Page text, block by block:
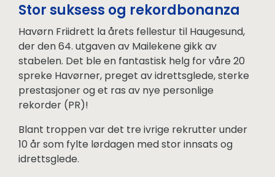
Stor suksess og rekordbonanza
Havørn Friidrett la årets fellestur til Haugesund,
der den 64. utgaven av Mailekene gikk av
stabelen. Det ble en fantastisk helg for våre 20
spreke Havørner, preget av idrettsglede, sterke
prestasjoner og et ras av nye personlige
rekorder (PR)!
Blant troppen var det tre ivrige rekrutter under
10 år som fylte lørdagen med stor innsats og
idrettsglede.